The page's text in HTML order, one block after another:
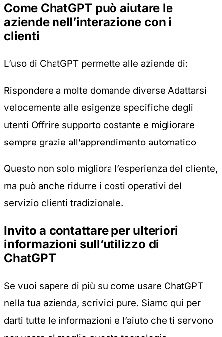
Come ChatGPT può aiutare le
aziende nell’interazione con i
clienti
L’uso di ChatGPT permette alle aziende di:
Rispondere a molte domande diverse Adattarsi
velocemente alle esigenze specifiche degli
utenti Offrire supporto costante e migliorare
sempre grazie all’apprendimento automatico
Questo non solo migliora l’esperienza del cliente,
ma può anche ridurre i costi operativi del
servizio clienti tradizionale.
Invito a contattare per ulteriori
informazioni sull’utilizzo di
ChatGPT
Se vuoi sapere di più su come usare ChatGPT
nella tua azienda, scrivici pure. Siamo qui per
darti tutte le informazioni e l’aiuto che ti servono